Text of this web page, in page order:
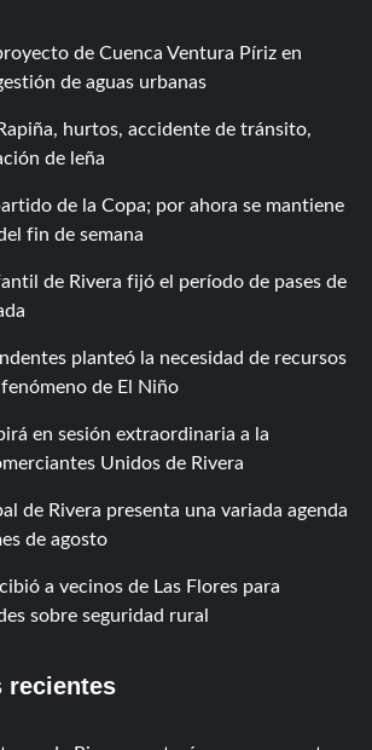
de Cuenca Ventura Píriz en
de aguas urbanas
hurtos, accidente de tránsito,
de leña
de la Copa; por ahora se mantiene
fin de semana
de Rivera fijó el período de pases de
planteó la necesidad de recursos
de El Niño
en sesión extraordinaria a la
Unidos de Rivera
de Rivera presenta una variada agenda
de agosto
a vecinos de Las Flores para
sobre seguridad rural
recientes